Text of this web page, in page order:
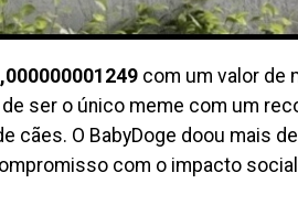
com um valor de
ser o único meme com um
cães. O BabyDoge doou mais
com o impacto